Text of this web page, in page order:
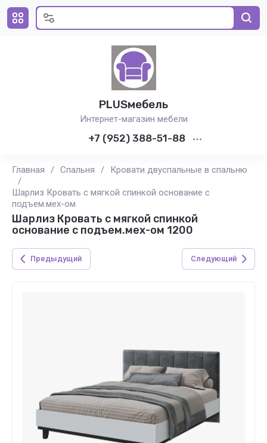
PLUSмебель
Интернет-магазин мебели
+7 (952) 388-51-88
Главная / Спальня /
Кровати двуспальные в спальню
/
Шарлиз Кровать с мягкой спинкой основание с
подъем.мех-ом
Шарлиз Кровать с мягкой спинкой
основание с подъем.мех-ом 1200
Предыдущий Следующий